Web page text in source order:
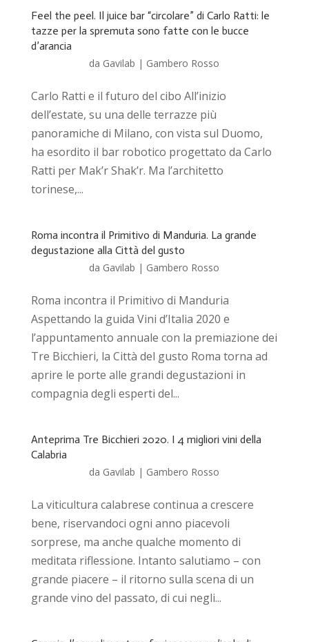
Feel the peel. Il juice bar “circolare” di Carlo Ratti: le
tazze per la spremuta sono fatte con le bucce
d’arancia
da Gavilab | Gambero Rosso
Carlo Ratti e il futuro del cibo All’inizio
dell’estate, su una delle terrazze più
panoramiche di Milano, con vista sul Duomo,
ha esordito il bar robotico progettato da Carlo
Ratti per Mak’r Shak’r. Ma l’architetto
torinese,...
Roma incontra il Primitivo di Manduria. La grande
degustazione alla Città del gusto
da Gavilab | Gambero Rosso
Roma incontra il Primitivo di Manduria
Aspettando la guida Vini d’Italia 2020 e
l’appuntamento annuale con la premiazione dei
Tre Bicchieri, la Città del gusto Roma torna ad
aprire le porte alle grandi degustazioni in
compagnia degli esperti del...
Anteprima Tre Bicchieri 2020. I 4 migliori vini della
Calabria
da Gavilab | Gambero Rosso
La viticultura calabrese continua a crescere
bene, riservandoci ogni anno piacevoli
sorprese, ma anche qualche momento di
meditata riflessione. Intanto salutiamo – con
grande piacere – il ritorno sulla scena di un
grande vino del passato, di cui negli...